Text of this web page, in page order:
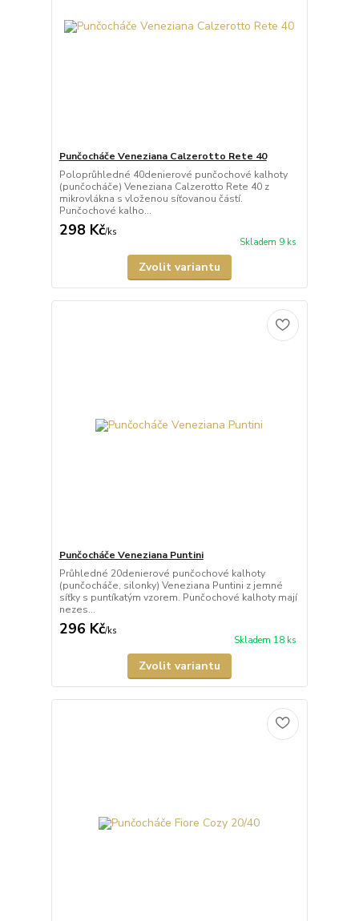
Punčocháče Veneziana Calzerotto Rete 40
Poloprůhledné 40denierové punčochové kalhoty
(punčocháče) Veneziana Calzerotto Rete 40 z
mikrovlákna s vloženou síťovanou částí.
Punčochové kalho...
298 Kč/ks
Skladem 9 ks
Zvolit variantu
Punčocháče Veneziana Puntini
Průhledné 20denierové punčochové kalhoty
(punčocháče, silonky) Veneziana Puntini z jemné
síťky s puntíkatým vzorem. Punčochové kalhoty mají
nezes...
296 Kč/ks
Skladem 18 ks
Zvolit variantu